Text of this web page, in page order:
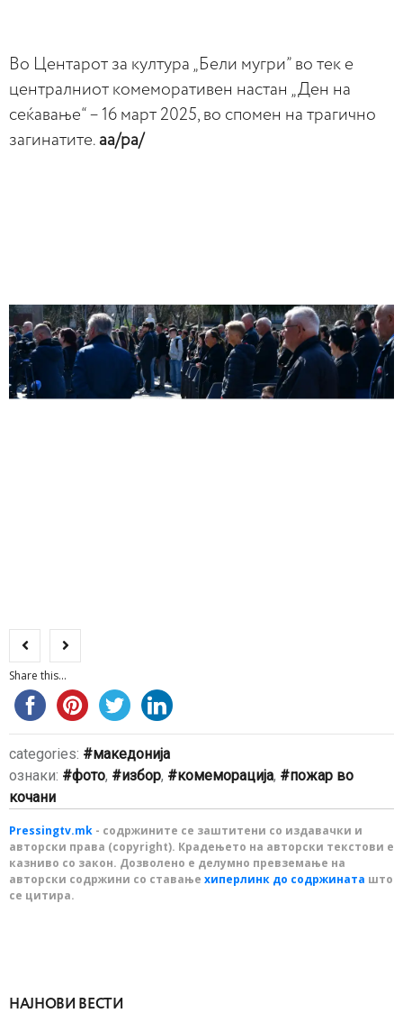
Во Центарот за култура „Бели мугри” во тек е
централниот комеморативен настан „Ден на
сеќавање“ – 16 март 2025, во спомен на трагично
загинатите. аа/ра/
Share this...
categories:
македонија
ознаки:
фото, избор, комеморација,
пожар во
кочани
Pressingtv.mk - содржините се заштитени со издавачки и
авторски права (copyright). Крадењето на авторски текстови е
казниво со закон. Дозволено е делумно превземање на
авторски содржини со ставање хиперлинк до содржината што
се цитира.
НАЈНОВИ ВЕСТИ